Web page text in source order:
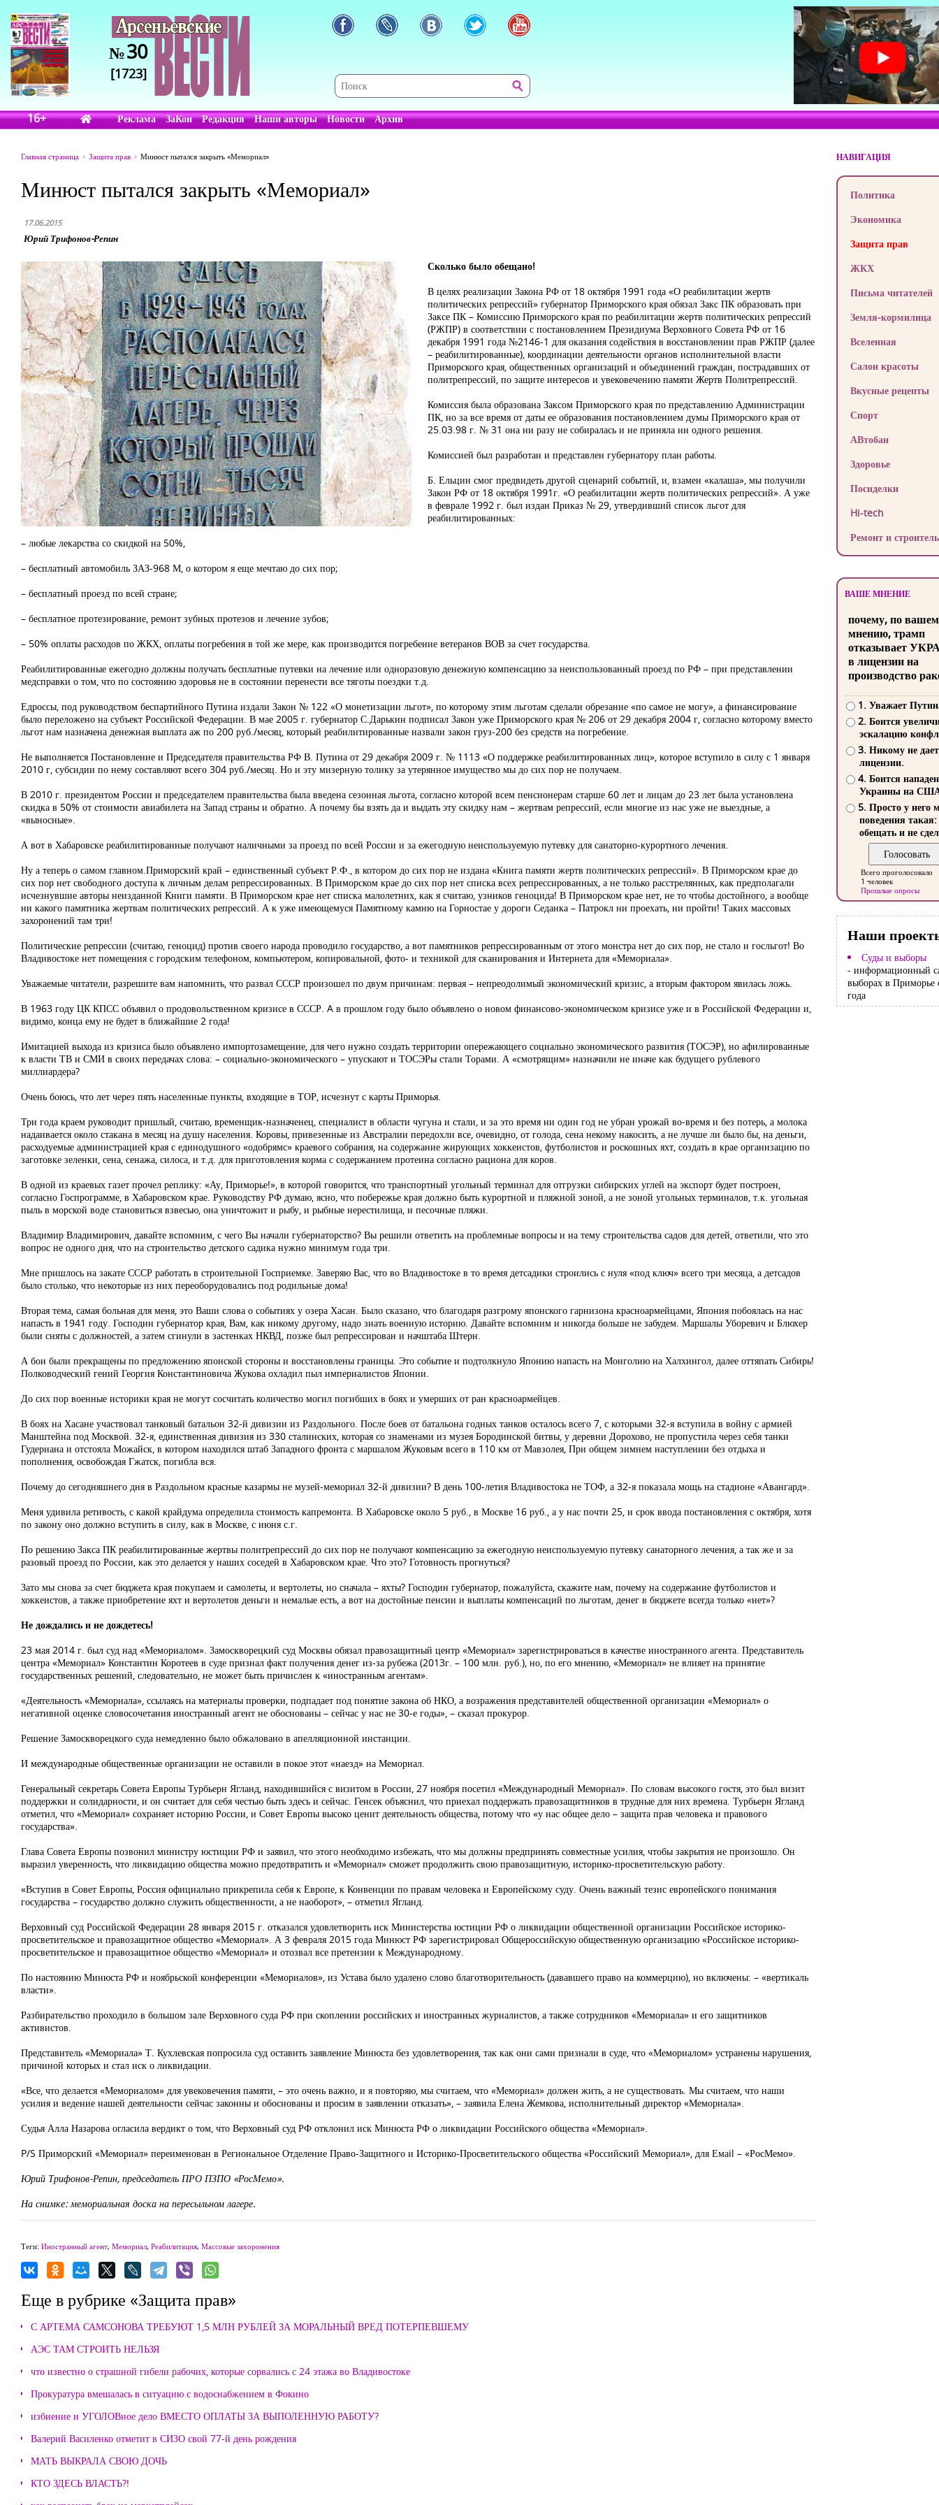
№30
[1723]
16+ Реклама ЗаКон Редакция Наши авторы Новости Архив
Главная страница Защита прав Минюст пытался закрыть «Мемориал»
Минюст пытался закрыть «Мемориал»
17.06.2015
Юрий Трифонов-Репин
Сколько было обещано!
В целях реализации Закона РФ от 18 октября 1991 года «О реабилитации жертв
политических репрессий» губернатор Приморского края обязал Закс ПК образовать при
Заксе ПК – Комиссию Приморского края по реабилитации жертв политических репрессий
(РЖПР) в соответствии с постановлением Президиума Верховного Совета РФ от 16
декабря 1991 года №2146-1 для оказания содействия в восстановлении прав РЖПР (далее
– реабилитированные), координации деятельности органов исполнительной власти
Приморского края, общественных организаций и объединений граждан, пострадавших от
политрепрессий, по защите интересов и увековечению памяти Жертв Политрепрессий.
Комиссия была образована Заксом Приморского края по представлению Администрации
ПК, но за все время от даты ее образования постановлением думы Приморского края от
25.03.98 г. № 31 она ни разу не собиралась и не приняла ни одного решения.
Комиссией был разработан и представлен губернатору план работы.
Б. Ельцин смог предвидеть другой сценарий событий, и, взамен «калаша», мы получили
Закон РФ от 18 октября 1991г. «О реабилитации жертв политических репрессий». А уже
в феврале 1992 г. был издан Приказ № 29, утвердивший список льгот для
реабилитированных:
– любые лекарства со скидкой на 50%,
– бесплатный автомобиль ЗАЗ-968 М, о котором я еще мечтаю до сих пор;
– бесплатный проезд по всей стране;
– бесплатное протезирование, ремонт зубных протезов и лечение зубов;
– 50% оплаты расходов по ЖКХ, оплаты погребения в той же мере, как производится погребение ветеранов ВОВ за счет государства.
Реабилитированные ежегодно должны получать бесплатные путевки на лечение или одноразовую денежную компенсацию за неиспользованный проезд по РФ – при представлении
медсправки о том, что по состоянию здоровья не в состоянии перенести все тяготы поездки т.д.
Едроссы, под руководством беспартийного Путина издали Закон № 122 «О монетизации льгот», по которому этим льготам сделали обрезание «по самое не могу», а финансирование
было переложено на субъект Российской Федерации. В мае 2005 г. губернатор С.Дарькин подписал Закон уже Приморского края № 206 от 29 декабря 2004 г, согласно которому вместо
льгот нам назначена денежная выплата аж по 200 руб./месяц, который реабилитированные назвали закон груз-200 без средств на погребение.
Не выполняется Постановление и Председателя правительства РФ В. Путина от 29 декабря 2009 г. № 1113 «О поддержке реабилитированных лиц», которое вступило в силу с 1 января
2010 г, субсидии по нему составляют всего 304 руб./месяц. Но и эту мизерную толику за утерянное имущество мы до сих пор не получаем.
В 2010 г. президентом России и председателем правительства была введена сезонная льгота, согласно которой всем пенсионерам старше 60 лет и лицам до 23 лет была установлена
скидка в 50% от стоимости авиабилета на Запад страны и обратно. А почему бы взять да и выдать эту скидку нам – жертвам репрессий, если многие из нас уже не выездные, а
«выносные».
А вот в Хабаровске реабилитированные получают наличными за проезд по всей России и за ежегодную неиспользуемую путевку для санаторно-курортного лечения.
Ну а теперь о самом главном.Приморский край – единственный субъект Р.Ф., в котором до сих пор не издана «Книга памяти жертв политических репрессий». В Приморском крае до
сих пор нет свободного доступа к личным делам репрессированных. В Приморском крае до сих пор нет списка всех репрессированных, а не только расстрелянных, как предполагали
исчезнувшие авторы неизданной Книги памяти. В Приморском крае нет списка малолетних, как я считаю, узников геноцида! В Приморском крае нет, не то чтобы достойного, а вообще
ни какого памятника жертвам политических репрессий. А к уже имеющемуся Памятному камню на Горностае у дороги Седанка – Патрокл ни проехать, ни пройти! Таких массовых
захоронений там три!
Политические репрессии (считаю, геноцид) против своего народа проводило государство, а вот памятников репрессированным от этого монстра нет до сих пор, не стало и госльгот! Во
Владивостоке нет помещения с городским телефоном, компьютером, копировальной, фото- и техникой для сканирования и Интернета для «Мемориала».
Уважаемые читатели, разрешите вам напомнить, что развал СССР произошел по двум причинам: первая – непреодолимый экономический кризис, а вторым фактором явилась ложь.
В 1963 году ЦК КПСС объявил о продовольственном кризисе в СССР. A в прошлом году было объявлено о новом финансово-экономическом кризисе уже и в Российской Федерации и,
видимо, конца ему не будет в ближайшие 2 года!
Имитацией выхода из кризиса было объявлено импортозамещение, для чего нужно создать территории опережающего социально экономического развития (ТОСЭР), но афилированные
к власти ТВ и СМИ в своих передачах слова: – социально-экономического – упускают и ТОСЭРы стали Торами. А «смотрящим» назначили не иначе как будущего рублевого
миллиардера?
Очень боюсь, что лет через пять населенные пункты, входящие в ТОР, исчезнут с карты Приморья.
Три года краем руководит пришлый, считаю, временщик-назначенец, специалист в области чугуна и стали, и за это время ни один год не убран урожай во-время и без потерь, а молока
надаивается около стакана в месяц на душу населения. Коровы, привезенные из Австралии передохли все, очевидно, от голода, сена некому накосить, а не лучше ли было бы, на деньги,
расходуемые администрацией края с единодушного «одобрямс» краевого собрания, на содержание жирующих хоккеистов, футболистов и роскошных яхт, создать в крае организацию по
заготовке зеленки, сена, сенажа, силоса, и т.д. для приготовления корма с содержанием протеина согласно рациона для коров.
В одной из краевых газет прочел реплику: «Ау, Приморье!», в которой говорится, что транспортный угольный терминал для отгрузки сибирских углей на экспорт будет построен,
согласно Госпрограмме, в Хабаровском крае. Руководству РФ думаю, ясно, что побережье края должно быть курортной и пляжной зоной, а не зоной угольных терминалов, т.к. угольная
пыль в морской воде становиться взвесью, она уничтожит и рыбу, и рыбные нерестилища, и песочные пляжи.
Владимир Владимирович, давайте вспомним, с чего Вы начали губернаторство? Вы решили ответить на проблемные вопросы и на тему строительства садов для детей, ответили, что это
вопрос не одного дня, что на строительство детского садика нужно минимум года три.
Мне пришлось на закате СССР работать в строительной Госприемке. Заверяю Вас, что во Владивостоке в то время детсадики строились с нуля «под ключ» всего три месяца, а детсадов
было столько, что некоторые из них переоборудовались под родильные дома!
Вторая тема, самая больная для меня, это Ваши слова о событиях у озера Хасан. Было сказано, что благодаря разгрому японского гарнизона красноармейцами, Япония побоялась на нас
напасть в 1941 году. Господин губернатор края, Вам, как никому другому, надо знать военную историю. Давайте вспомним и никогда больше не забудем. Маршалы Уборевич и Блюхер
были сняты с должностей, а затем сгинули в застенках НКВД, позже был репрессирован и начштаба Штерн.
А бои были прекращены по предложению японской стороны и восстановлены границы. Это событие и подтолкнуло Японию напасть на Монголию на Халхингол, далее оттяпать Сибирь!
Полководческий гений Георгия Константиновича Жукова охладил пыл империалистов Японии.
До сих пор военные историки края не могут сосчитать количество могил погибших в боях и умерших от ран красноармейцев.
В боях на Хасане участвовал танковый батальон 32-й дивизии из Раздольного. После боев от батальона годных танков осталось всего 7, с которыми 32-я вступила в войну с армией
Манштейна под Москвой. 32-я, единственная дивизия из 330 сталинских, которая со знаменами из музея Бородинской битвы, у деревни Дорохово, не пропустила через себя танки
Гудериана и отстояла Можайск, в котором находился штаб Западного фронта с маршалом Жуковым всего в 110 км от Мавзолея, При общем зимнем наступлении без отдыха и
пополнения, освобождая Гжатск, погибла вся.
Почему до сегодняшнего дня в Раздольном красные казармы не музей-мемориал 32-й дивизии? В день 100-летия Владивостока не ТОФ, а 32-я показала мощь на стадионе «Авангард».
Меня удивила ретивость, с какой крайдума определила стоимость капремонта. В Хабаровске около 5 руб., в Москве 16 руб., а у нас почти 25, и срок ввода постановления с октября, хотя
по закону оно должно вступить в силу, как в Москве, с июня с.г.
По решению Закса ПК реабилитированные жертвы политрепрессий до сих пор не получают компенсацию за ежегодную неиспользуемую путевку санаторного лечения, а так же и за
разовый проезд по России, как это делается у наших соседей в Хабаровском крае. Что это? Готовность прогнуться?
Зато мы снова за счет бюджета края покупаем и самолеты, и вертолеты, но сначала – яхты? Господин губернатор, пожалуйста, скажите нам, почему на содержание футболистов и
хоккеистов, а также приобретение яхт и вертолетов деньги и немалые есть, а вот на достойные пенсии и выплаты компенсаций по льготам, денег в бюджете всегда только «нет»?
Не дождались и не дождетесь!
23 мая 2014 г. был суд над «Мемориалом». Замоскворецкий суд Москвы обязал правозащитный центр «Мемориал» зарегистрироваться в качестве иностранного агента. Представитель
центра «Мемориал» Константин Коротеев в суде признал факт получения денег из-за рубежа (2013г. – 100 млн. руб.), но, по его мнению, «Мемориал» не влияет на принятие
государственных решений, следовательно, не может быть причислен к «иностранным агентам».
«Деятельность «Мемориала», ссылаясь на материалы проверки, подпадает под понятие закона об НКО, а возражения представителей общественной организации «Мемориал» о
негативной оценке словосочетания иностранный агент не обоснованы – сейчас у нас не 30-е годы», – сказал прокурор.
Решение Замоскворецкого суда немедленно было обжаловано в апелляционной инстанции.
И международные общественные организации не оставили в покое этот «наезд» на Мемориал.
Генеральный секретарь Совета Европы Турбьерн Ягланд, находившийся с визитом в России, 27 ноября посетил «Международный Мемориал». По словам высокого гостя, это был визит
поддержки и солидарности, и он считает для себя честью быть здесь и сейчас. Генсек объяснил, что приехал поддержать правозащитников в трудные для них времена. Турбьерн Ягланд
отметил, что «Мемориал» сохраняет историю России, и Совет Европы высоко ценит деятельность общества, потому что «у нас общее дело – защита прав человека и правового
государства».
Глава Совета Европы позвонил министру юстиции РФ и заявил, что этого необходимо избежать, что мы должны предпринять совместные усилия, чтобы закрытия не произошло. Он
выразил уверенность, что ликвидацию общества можно предотвратить и «Мемориал» сможет продолжить свою правозащитную, историко-просветительскую работу.
«Вступив в Совет Европы, Россия официально прикрепила себя к Европе, к Конвенции по правам человека и Европейскому суду. Очень важный тезис европейского понимания
государства – государство должно служить общественности, а не наоборот», – отметил Ягланд.
Верховный суд Российской Федерации 28 января 2015 г. отказался удовлетворить иск Министерства юстиции РФ о ликвидации общественной организации Российское историко-
просветительское и правозащитное общество «Мемориал». А 3 февраля 2015 года Минюст РФ зарегистрировал Общероссийскую общественную организацию «Российское историко-
просветительское и правозащитное общество «Мемориал» и отозвал все претензии к Международному.
По настоянию Минюста РФ и ноябрьской конференции «Мемориалов», из Устава было удалено слово благотворительность (дававшего право на коммерцию), но включены: – «вертикаль
власти».
Разбирательство проходило в большом зале Верховного суда РФ при скоплении российских и иностранных журналистов, а также сотрудников «Мемориала» и его защитников
активистов.
Представитель «Мемориала» Т. Кухлевская попросила суд оставить заявление Минюста без удовлетворения, так как они сами признали в суде, что «Мемориалом» устранены нарушения,
причиной которых и стал иск о ликвидации.
«Все, что делается «Мемориалом» для увековечения памяти, – это очень важно, и я повторяю, мы считаем, что «Мемориал» должен жить, а не существовать. Мы считаем, что наши
усилия и ведение нашей деятельности сейчас законны и обоснованы и просим в заявлении отказать», – заявила Елена Жемкова, исполнительный директор «Мемориала».
Судья Алла Назарова огласила вердикт о том, что Верховный суд РФ отклонил иск Минюста РФ о ликвидации Российского общества «Мемориал».
P/S Приморский «Мемориал» переименован в Региональное Отделение Право-Защитного и Историко-Просветительского общества «Российский Мемориал», для Емаil – «РосМемо».
Юрий Трифонов-Репин, председатель ПРО ПЗПО «РосМемо».
На снимке: мемориальная доска на пересыльном лагере.
Теги: Иностранный агент, Мемориал, Реабилитация, Массовые захоронения
Еще в рубрике «Защита прав»
С АРТЕМА САМСОНОВА ТРЕБУЮТ 1,5 МЛН РУБЛЕЙ ЗА МОРАЛЬНЫЙ ВРЕД ПОТЕРПЕВШЕМУ
АЭС ТАМ СТРОИТЬ НЕЛЬЗЯ
что известно о страшной гибели рабочих, которые сорвались с 24 этажа во Владивостоке
Прокуратура вмешалась в ситуацию с водоснабжением в Фокино
избиение и УГОЛОВное дело ВМЕСТО ОПЛАТЫ ЗА ВЫПОЛЕННУЮ РАБОТУ?
Валерий Василенко отметит в СИЗО свой 77-й день рождения
МАТЬ ВЫКРАЛА СВОЮ ДОЧЬ
КТО ЗДЕСЬ ВЛАСТЬ?!
НАВИГАЦИЯ
Политика
Экономика
Защита прав
ЖКХ
Письма читателей
Земля-кормилица
Вселенная
Салон красоты
Вкусные рецепты
Спорт
АВтобан
Здоровье
Посиделки
Hi-tech
Ремонт и
ВАШЕ МНЕНИЕ
почему, по
мнению, трамп
отказывает
в лицензии на
производство
1. Уважает
2. Боится
эскалацию
3. Никому не
лицензии.
4. Боится
Украины на
5. Просто у него
поведения такая:
обещать и не
Всего проголосовало
1 человек
Прошлые опросы
Наши
Суды и выборы
- информационный
выборах в Приморье
года